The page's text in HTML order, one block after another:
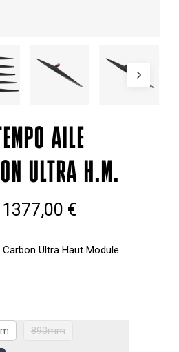
AILE
ULTRA H.M.
1377,00 €Plage
prix :
Ultra Haut Module.
890mm